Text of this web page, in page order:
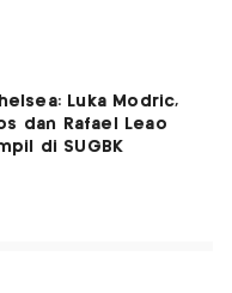
Luka Modric,
dan Rafael Leao
di SUGBK